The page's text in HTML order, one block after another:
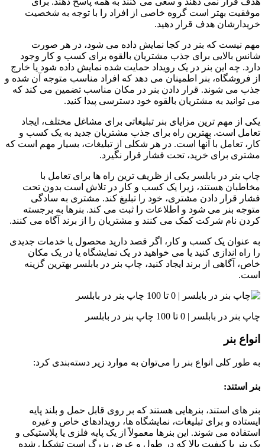
موفقیت بهتر است گروه خاصی از افراد را با توجه به شخصیت
خریدارشان هدف قرار دهید.
مهم نیست که بنر در کجا نمایش داده می شود، در هر صورت
شانس بالایی برای جذب مشتریان بالقوه برای کسب و کار وجود
دارد. چه این بنر در یک رویداد حمایت ‌شده نمایش داده شود یا خارج
از فروشگاه، بنر اطمینان می‌ دهد که افراد مناسب متوجه آن شده و
جذب می ‌شوند. قرار دادن بنر در مکان مناسب تضمین می کند که
می توانید به مشتریان بالقوه خود دسترسی پیدا کنید.
یکی از مهم ترین مزایای بنر تبلیغاتی برای مشاغل مختلف، ایجاد
تعامل است. بهترین راه برای جذب مشتریان جدید به یک کسب و
کار، تعامل با آنها است. در هر شکلی از تبلیغات، بسیار مهم است که
مشتری برای خرید، تحت فشار قرار نگیرد.
چاپ بنر در بابلسر یکی از ظریف ‌ترین راه ‌ها برای تعامل با
مخاطبان هستند، زیرا یک کسب ‌و کار در تلاش است بدون تحت
فشار قرار دادن مشتری، خود را تبلیغ کند. مشتری به سادگی
متوجه بنر می شود و اطلاعات را ثبت می کند. بنرها به برجسته
کردن نام شرکت کمک می کنند و مشتریان را از برند آگاه می کنند.
به عنوان یک کسب و کار، اگر قصد دارید محصول یا خدمات جدیدی
را راه اندازی کنید یا می خواهید در یک نمایشگاه یا در یک مکان
خاص، آگاهی از برند ایجاد کنید، چاپ بنر در بابلسر بهترین گزینه
است.
چاپ بنر در بابلسر | 0 تا 100 چاپ بنر در بابلسر
انواع بنر
به طور کلی انواع بنر را می‌توان به موارد زیر دسته‌بندی کرد:
بنر استند:
بنر های استند، بنرهایی هستند که بر روی قابل حمل و بلند پایه
ایستاده و برای تبلیغات، نمایشگاه ها، رویدادهای خاص و غیره
استفاده می شوند. این بنرها معمولاً از یک پایه فلزی یا پلاستیکی و
یک بنر با کیفیت بالا که در طول و عرض بزرگ است تشکیل شده